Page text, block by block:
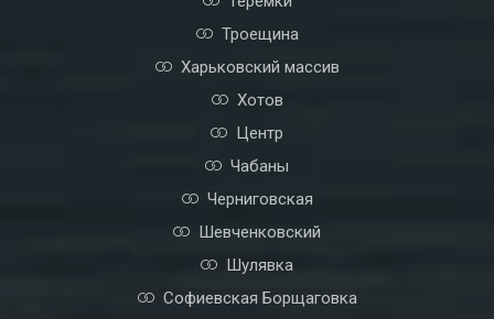
Троещина
Харьковский массив
Хотов
Центр
Чабаны
Черниговская
Шевченковский
Шулявка
Софиевская Борщаговка